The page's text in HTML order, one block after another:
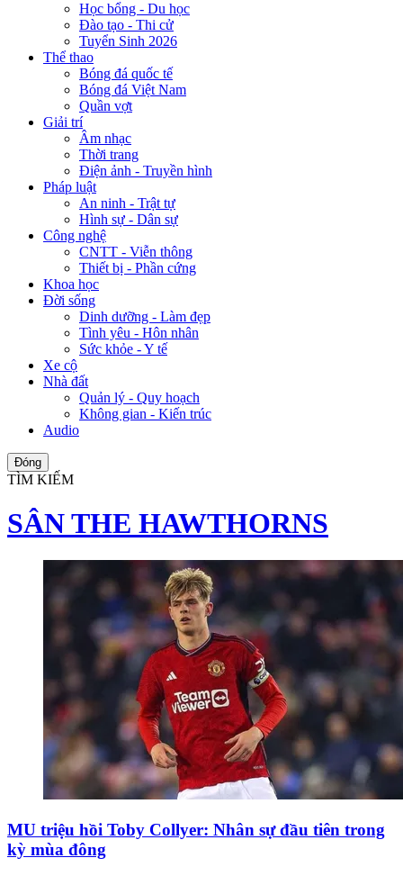
Học bổng - Du học
Đào tạo - Thi cử
Tuyển Sinh 2026
Thể thao
Bóng đá quốc tế
Bóng đá Việt Nam
Quần vợt
Giải trí
Âm nhạc
Thời trang
Điện ảnh - Truyền hình
Pháp luật
An ninh - Trật tự
Hình sự - Dân sự
Công nghệ
CNTT - Viễn thông
Thiết bị - Phần cứng
Khoa học
Đời sống
Dinh dưỡng - Làm đẹp
Tình yêu - Hôn nhân
Sức khỏe - Y tế
Xe cộ
Nhà đất
Quản lý - Quy hoạch
Không gian - Kiến trúc
Audio
Đóng
TÌM KIẾM
SÂN THE HAWTHORNS
MU triệu hồi Toby Collyer: Nhân sự đầu tiên trong
kỳ mùa đông